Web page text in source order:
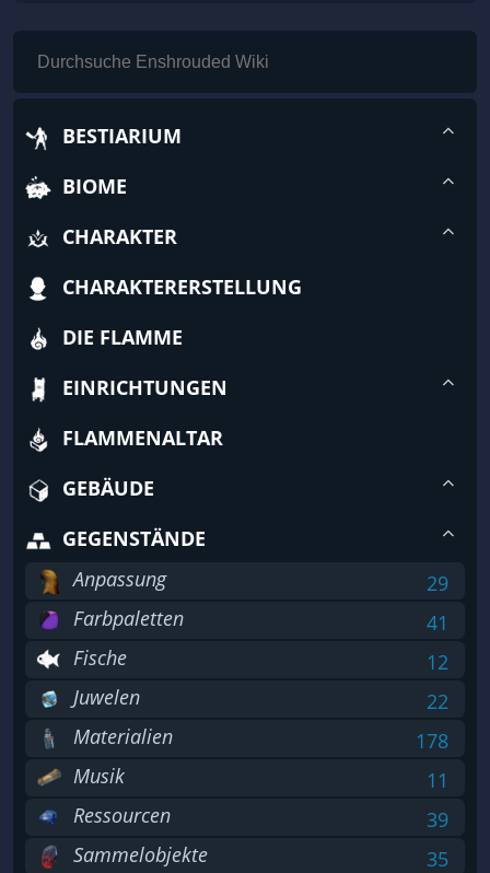
BESTIARIUM
BIOME
CHARAKTER
CHARAKTERERSTELLUNG
DIE FLAMME
EINRICHTUNGEN
FLAMMENALTAR
GEBÄUDE
GEGENSTÄNDE
Anpassung
29
Farbpaletten
41
Fische
12
Juwelen
22
Materialien
178
Musik
11
Ressourcen
39
Sammelobjekte
35